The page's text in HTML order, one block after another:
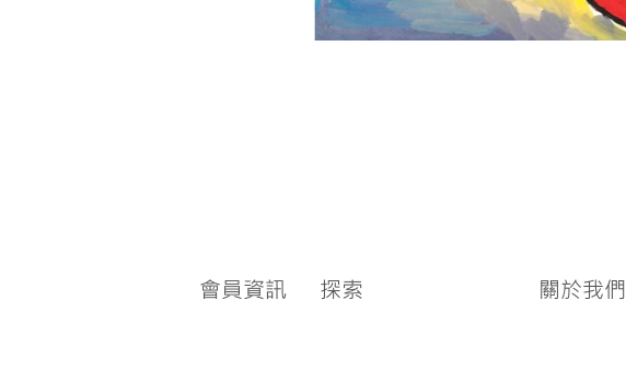
會員資訊 探索 關於我們